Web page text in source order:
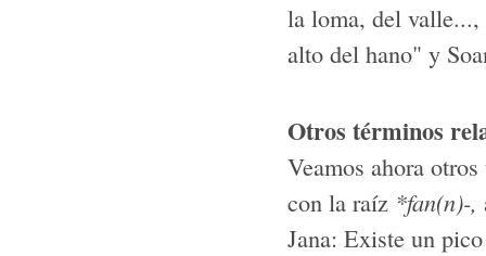
la loma, del valle...,
alto del hano" y
Otros términos
Veamos ahora
con la raíz *fan(n)-,
Jana: Existe un